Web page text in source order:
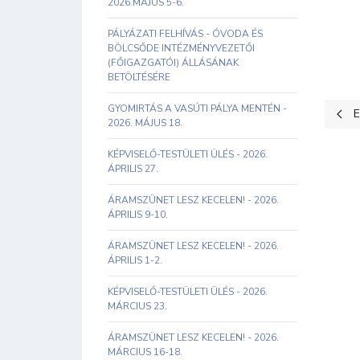
PÁLYÁZATI FELHÍVÁS - ÓVODA ÉS
BÖLCSŐDE INTÉZMÉNYVEZETŐI
(FŐIGAZGATÓI) ÁLLÁSÁNAK
BETÖLTÉSÉRE
GYOMIRTÁS A VASÚTI PÁLYA MENTÉN -
2026. MÁJUS 18.
KÉPVISELŐ-TESTÜLETI ÜLÉS - 2026.
ÁPRILIS 27.
ÁRAMSZÜNET LESZ KECELEN! - 2026.
ÁPRILIS 9-10.
ÁRAMSZÜNET LESZ KECELEN! - 2026.
ÁPRILIS 1-2.
KÉPVISELŐ-TESTÜLETI ÜLÉS - 2026.
MÁRCIUS 23.
ÁRAMSZÜNET LESZ KECELEN! - 2026.
MÁRCIUS 16-18.